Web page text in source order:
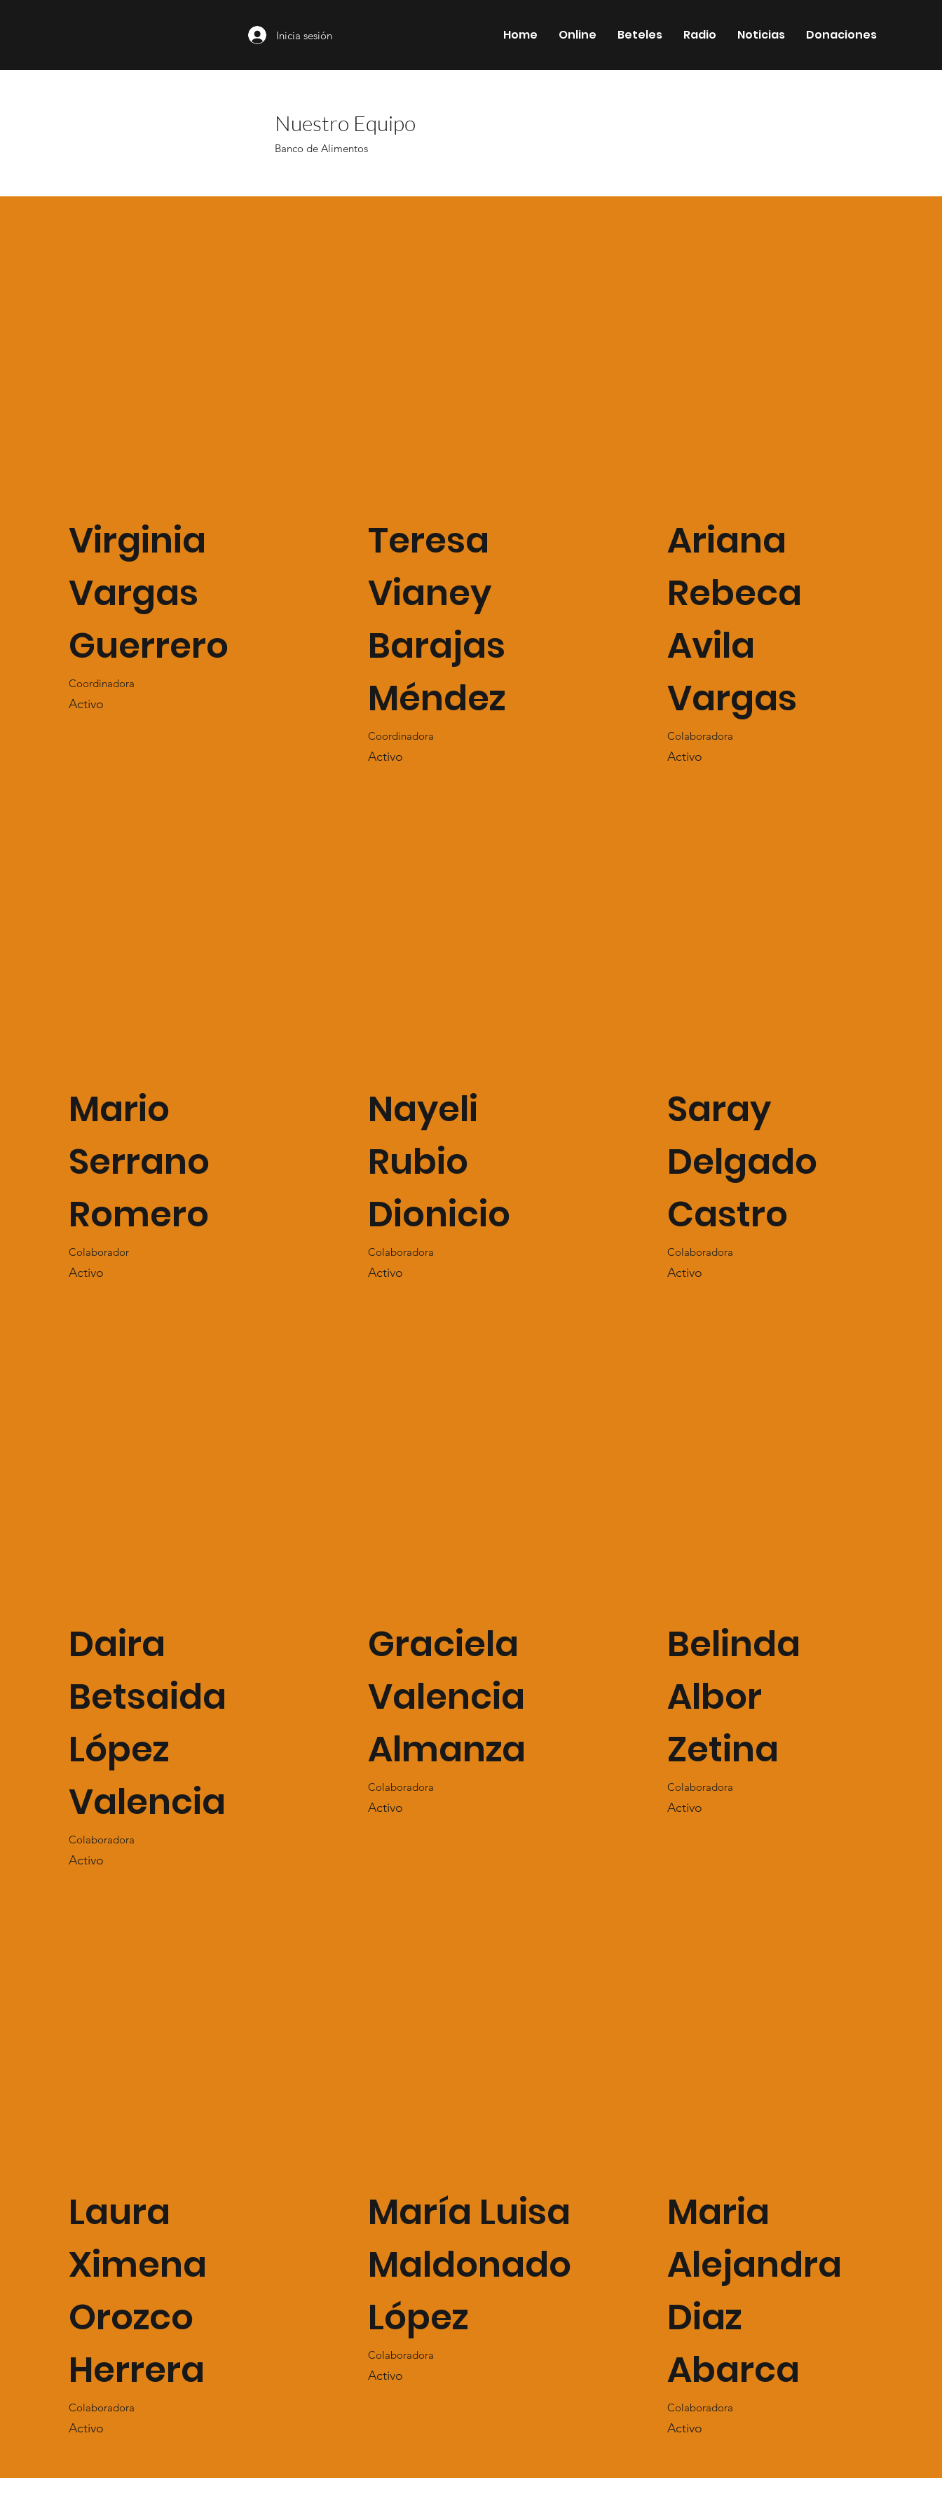
Inicia sesión Home Online Beteles Radio Noticias Donaciones
Virginia
Vargas
Guerrero
Coordinadora
Activo
Teresa
Vianey
Barajas
Méndez
Coordinadora
Activo
Ariana
Rebeca
Avila
Vargas
Colaboradora
Activo
Mario
Serrano
Romero
Colaborador
Activo
Nayeli
Rubio
Dionicio
Colaboradora
Activo
Saray
Delgado
Castro
Colaboradora
Activo
Daira
Betsaida
López
Valencia
Colaboradora
Activo
Graciela
Valencia
Almanza
Colaboradora
Activo
Belinda
Albor
Zetina
Colaboradora
Activo
Laura
Ximena
Orozco
Herrera
Colaboradora
Activo
María Luisa
Maldonado
López
Colaboradora
Activo
Maria
Alejandra
Diaz
Abarca
Colaboradora
Activo
Nuestro Equipo
Banco de Alimentos